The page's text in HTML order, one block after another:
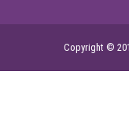
Copyright ©